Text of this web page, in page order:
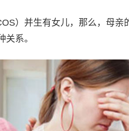
）并生有女儿，那么，母亲
系。